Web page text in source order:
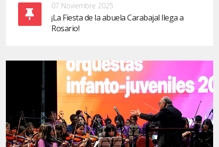
07 Noviembre 2025
¡La Fiesta de la abuela Carabajal llega a
Rosario!